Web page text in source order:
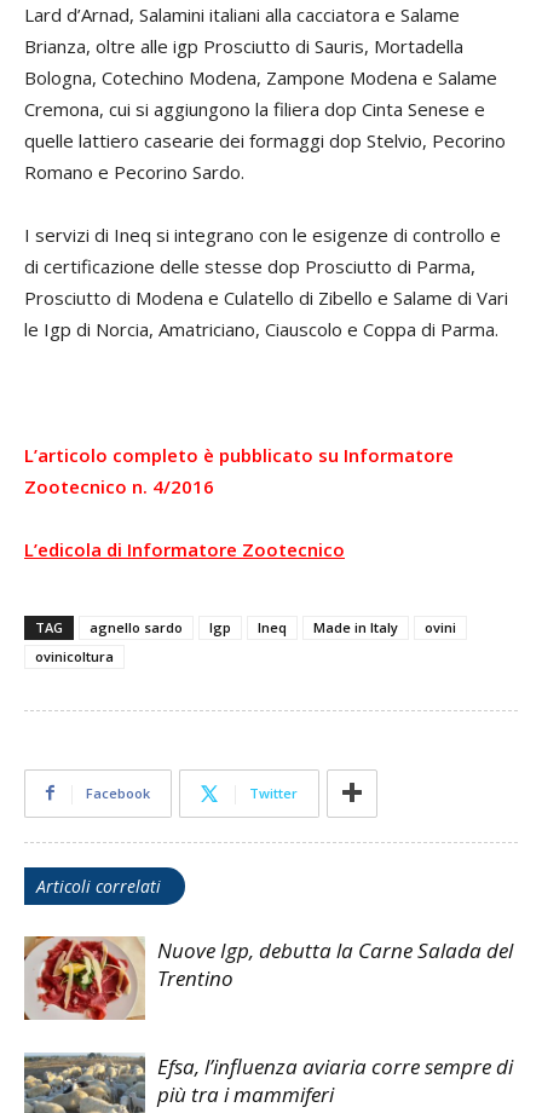
Lard d’Arnad, Salamini italiani alla cacciatora e Salame
Brianza, oltre alle igp Prosciutto di Sauris, Mortadella
Bologna, Cotechino Modena, Zampone Modena e Salame
Cremona, cui si aggiungono la filiera dop Cinta Senese e
quelle lattiero casearie dei formaggi dop Stelvio, Pecorino
Romano e Pecorino Sardo.
I servizi di Ineq si integrano con le esigenze di controllo e
di certificazione delle stesse dop Prosciutto di Parma,
Prosciutto di Modena e Culatello di Zibello e Salame di Vari
le Igp di Norcia, Amatriciano, Ciauscolo e Coppa di Parma.
L’articolo completo è pubblicato su Informatore
Zootecnico n. 4/2016
L’edicola di Informatore Zootecnico
TAG agnello sardo Igp Ineq Made in Italy
ovini
ovinicoltura
Facebook Twitter
Articoli correlati
Nuove Igp, debutta la Carne Salada del
Trentino
Efsa, l’influenza aviaria corre sempre di
più tra i mammiferi